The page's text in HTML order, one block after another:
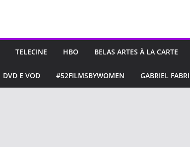
TELECINE HBO BELAS ARTES À LA CARTE
DVD E VOD #52FILMSBYWOMEN GABRIEL FABRI